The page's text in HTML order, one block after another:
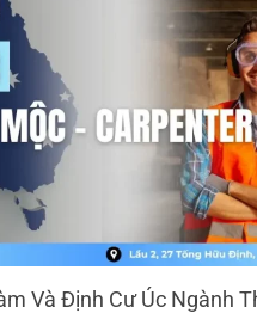
Và Định Cư Úc Ngành